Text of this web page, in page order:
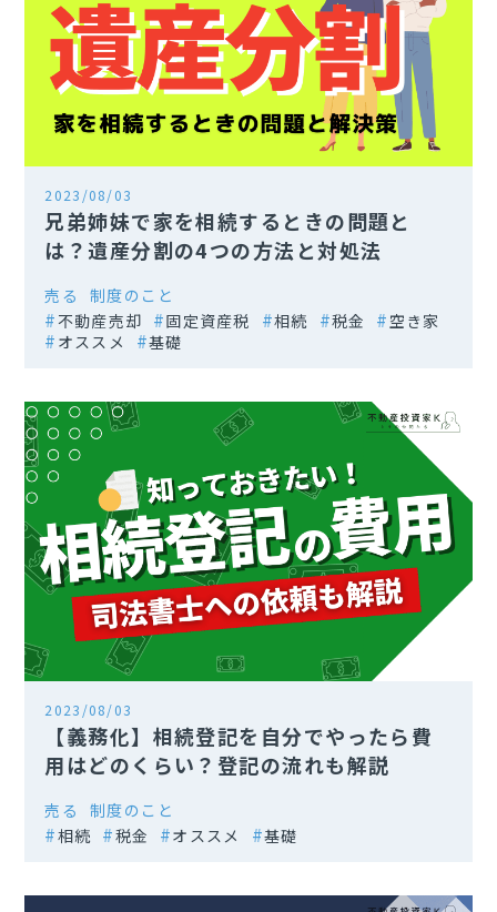
2023/08/03
兄弟姉妹で家を相続するときの問題と
は？遺産分割の4つの方法と対処法
売る
制度のこと
不動産売却
固定資産税 相続 税金
空き家
オススメ
基礎
2023/08/03
【義務化】相続登記を自分でやったら費
用はどのくらい？登記の流れも解説
売る
制度のこと
相続
税金 オススメ 基礎